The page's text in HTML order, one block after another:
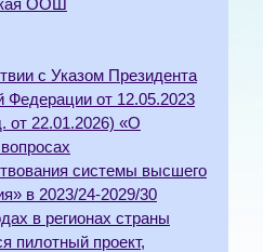
ООШ
с Указом Президента
Федерации от 12.05.2023
от 22.01.2026) «О
системы высшего
в 2023/24-2029/30
в регионах страны
пилотный проект,